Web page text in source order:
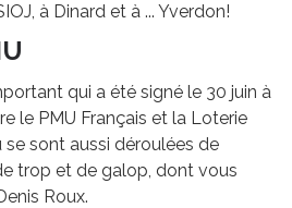
à Dinard et à ... Yverdon!
qui a été signé le 30 juin à
le PMU Français et la Loterie
se sont aussi déroulées de
trop et de galop, dont vous
Roux.